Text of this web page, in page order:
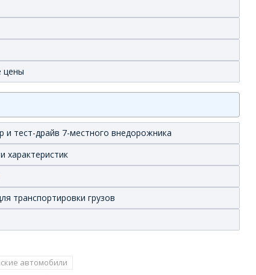
цены
и тест-драйв 7-местного внедорожника
характеристик
транспортировки грузов
автомобили